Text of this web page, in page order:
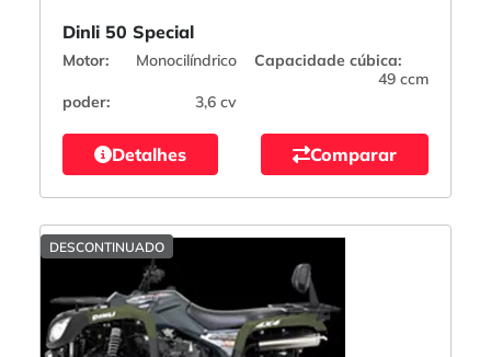
Dinli 50 Special
Motor: Monocilíndrico
Capacidade cúbica:
49 ccm
poder:
3,6 cv
Detalhes Comparar
DESCONTINUADO